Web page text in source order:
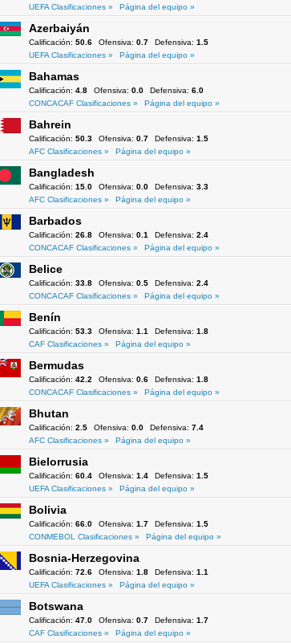
UEFA Clasificaciones »
Página del equipo »
Azerbaiyán
Calificación: 50.6 Ofensiva: 0.7 Defensiva: 1.5
UEFA Clasificaciones »
Página del equipo »
Bahamas
Calificación: 4.8 Ofensiva: 0.0 Defensiva: 6.0
CONCACAF Clasificaciones »
Página del equipo »
Bahrein
Calificación: 50.3 Ofensiva: 0.7 Defensiva: 1.5
AFC Clasificaciones »
Página del equipo »
Bangladesh
Calificación: 15.0 Ofensiva: 0.0 Defensiva: 3.3
AFC Clasificaciones »
Página del equipo »
Barbados
Calificación: 26.8 Ofensiva: 0.1 Defensiva: 2.4
CONCACAF Clasificaciones »
Página del equipo »
Belice
Calificación: 33.8 Ofensiva: 0.5 Defensiva: 2.4
CONCACAF Clasificaciones »
Página del equipo »
Benín
Calificación: 53.3 Ofensiva: 1.1 Defensiva: 1.8
CAF Clasificaciones »
Página del equipo »
Bermudas
Calificación: 42.2 Ofensiva: 0.6 Defensiva: 1.8
CONCACAF Clasificaciones »
Página del equipo »
Bhutan
Calificación: 2.5 Ofensiva: 0.0 Defensiva: 7.4
AFC Clasificaciones »
Página del equipo »
Bielorrusia
Calificación: 60.4 Ofensiva: 1.4 Defensiva: 1.5
UEFA Clasificaciones »
Página del equipo »
Bolivia
Calificación: 66.0 Ofensiva: 1.7 Defensiva: 1.5
CONMEBOL Clasificaciones »
Página del equipo »
Bosnia-Herzegovina
Calificación: 72.6 Ofensiva: 1.8 Defensiva: 1.1
UEFA Clasificaciones »
Página del equipo »
Botswana
Calificación: 47.0 Ofensiva: 0.7 Defensiva: 1.7
CAF Clasificaciones »
Página del equipo »